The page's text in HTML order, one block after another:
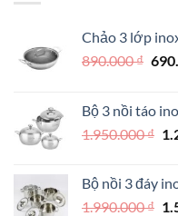
Chảo 3 lớp
890.000₫ Giá
Bộ 3 nồi táo
1.950.000₫
Bộ nồi 3 đáy
1.990.000₫